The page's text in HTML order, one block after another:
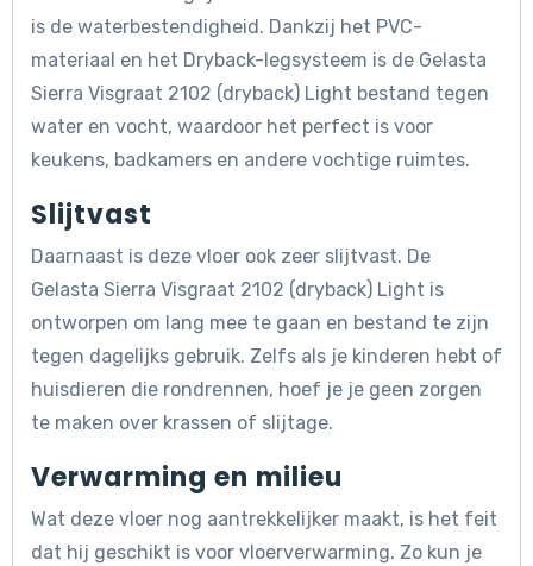
is de waterbestendigheid. Dankzij het PVC-
materiaal en het Dryback-legsysteem is de Gelasta
Sierra Visgraat 2102 (dryback) Light bestand tegen
water en vocht, waardoor het perfect is voor
keukens, badkamers en andere vochtige ruimtes.
Slijtvast
Daarnaast is deze vloer ook zeer slijtvast. De
Gelasta Sierra Visgraat 2102 (dryback) Light is
ontworpen om lang mee te gaan en bestand te zijn
tegen dagelijks gebruik. Zelfs als je kinderen hebt of
huisdieren die rondrennen, hoef je je geen zorgen
te maken over krassen of slijtage.
Verwarming en milieu
Wat deze vloer nog aantrekkelijker maakt, is het feit
dat hij geschikt is voor vloerverwarming. Zo kun je